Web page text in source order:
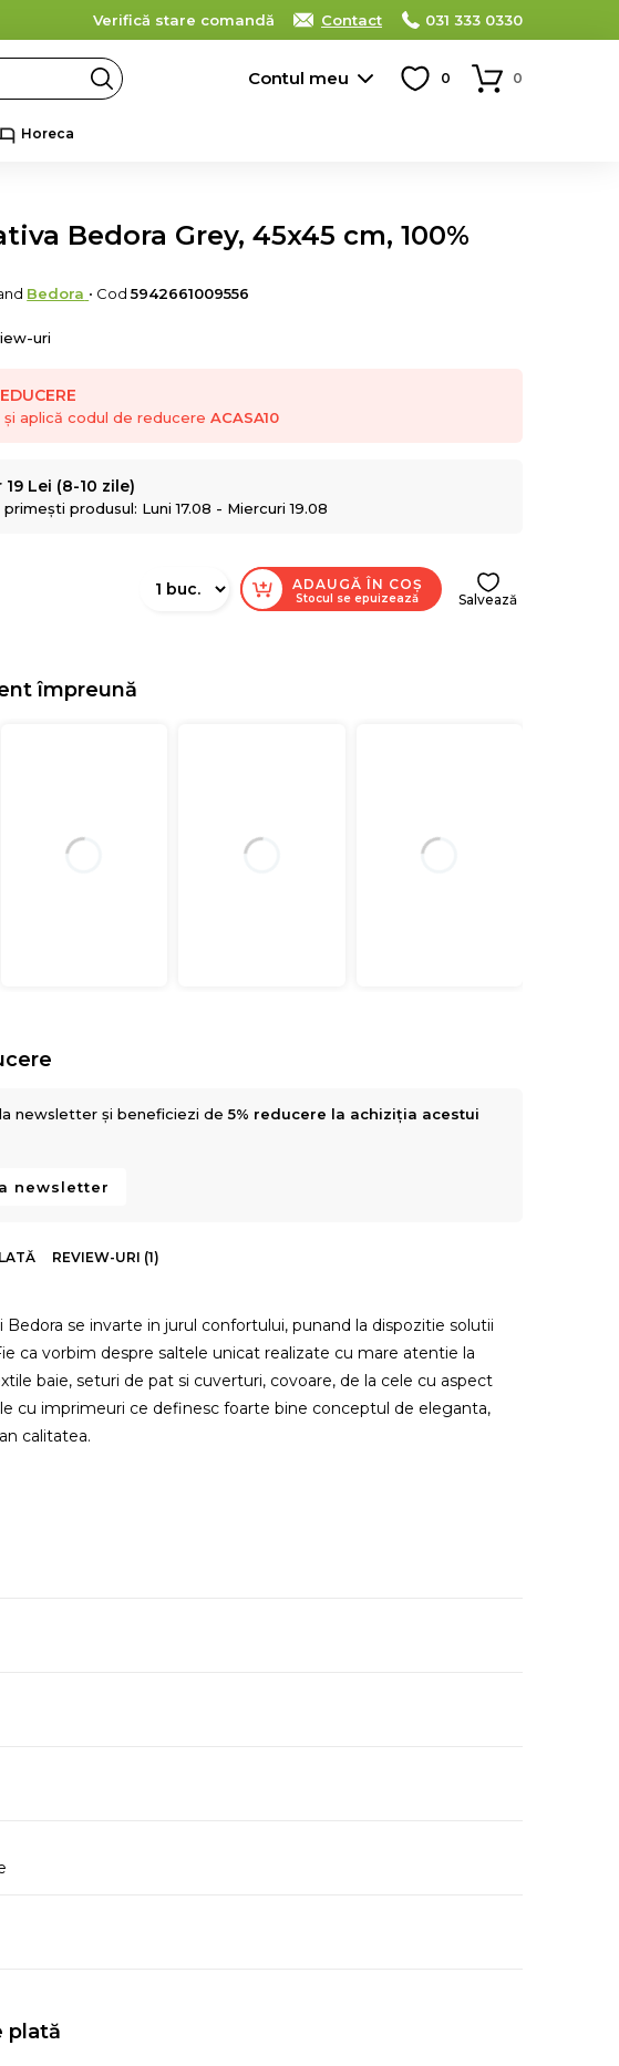
Verifică stare comandă Contact 031 333 0330
Contul meu 0 0
Horeca
Bedora Grey, 45x45 cm, 100%
Bedora • Cod5942661009556
uri
și aplică codul de reducereACASA10
Lei (8-10 zile)
produsul: Luni 17.08 - Miercuri 19.08
ADAUGĂ ÎN COȘ
Stocul se epuizează Salvează
împreună
newsletter și beneficiezi de5% reducere la achiziția acestui
newsletter
REVIEW-URI (1)
Bedora se invarte in jurul confortului, punand la dispozitie solutii
ca vorbim despre saltele unicat realizate cu mare atentie la
baie, seturi de pat si cuverturi, covoare, de la cele cu aspect
cu imprimeuri ce definesc foarte bine conceptul de eleganta,
calitatea.
plată